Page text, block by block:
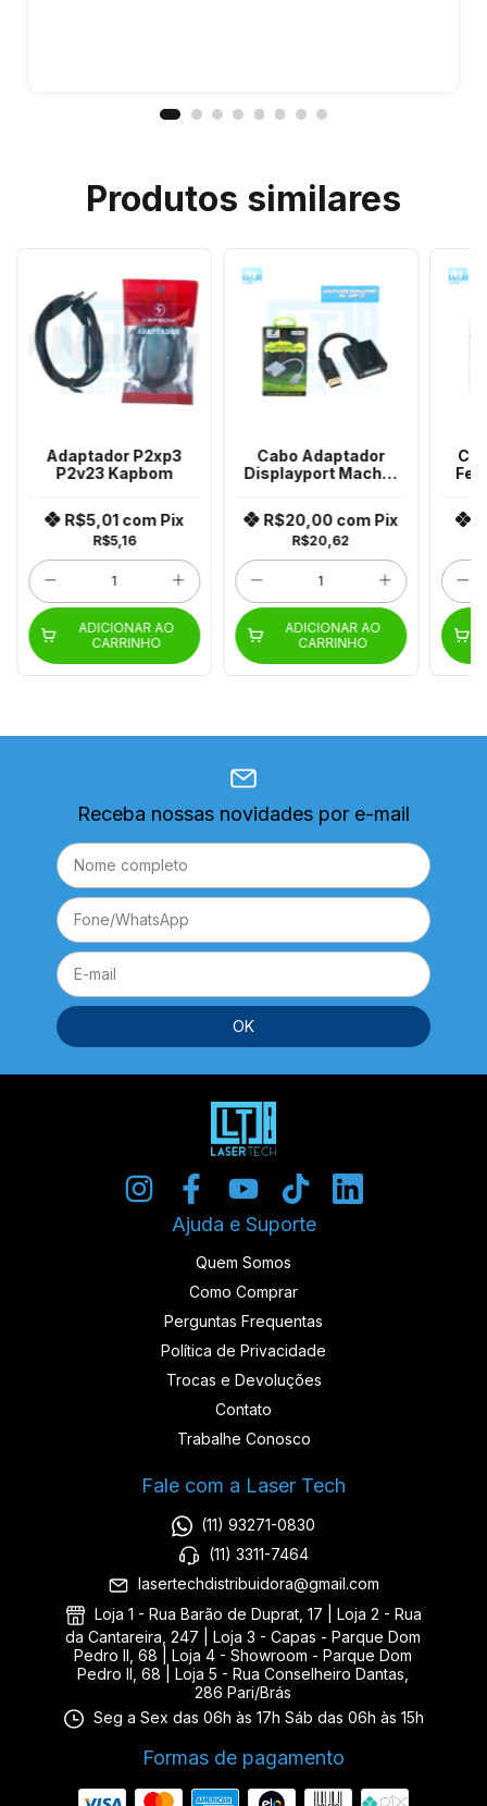
Produtos similares
Adaptador P2xp3
P2v23 Kapbom
R$5,16
R$5,01 com Pix
ADICIONAR AO
CARRINHO
Cabo Adaptador
Displayport Macho/
R$20,62
R$20,00 com Pix
ADICIONAR AO
CARRINHO
Receba nossas novidades por e-mail
Ajuda e Suporte
Quem Somos
Como Comprar
Perguntas Frequentas
Política de Privacidade
Trocas e Devoluções
Contato
Trabalhe Conosco
Fale com a Laser Tech
(11) 93271-0830
(11) 3311-7464
lasertechdistribuidora@gmail.com
Loja 1 - Rua Barão de Duprat, 17 | Loja 2 - Rua
da Cantareira, 247 | Loja 3 - Capas - Parque Dom
Pedro II, 68 | Loja 4 - Showroom - Parque Dom
Pedro II, 68 | Loja 5 - Rua Conselheiro Dantas,
286 Pari/Brás
Seg a Sex das 06h às 17h Sáb das 06h às 15h
Formas de pagamento